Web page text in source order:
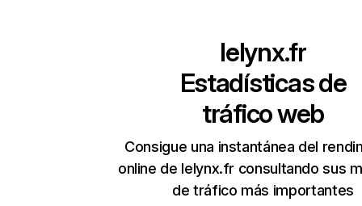
lelynx.fr
Estadísticas de
tráfico web
Consigue una instantánea del
online de lelynx.fr consultando sus
de tráfico más importantes